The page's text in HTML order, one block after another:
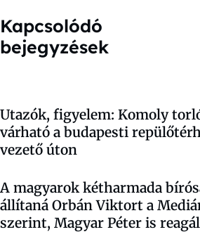
Kapcsolódó
bejegyzések
Utazók, figyelem: Komoly
várható a budapesti
vezető úton
A magyarok kétharmada
állítaná Orbán Viktort a
szerint, Magyar Péter is